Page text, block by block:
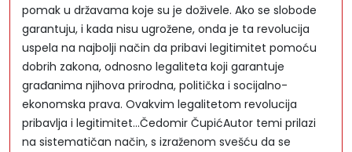
pomak u državama koje su je doživele. Ako se slobode
garantuju, i kada nisu ugrožene, onda je ta revolucija
uspela na najbolji način da pribavi legitimitet pomoću
dobrih zakona, odnosno legaliteta koji garantuje
građanima njihova prirodna, politička i socijalno-
ekonomska prava. Ovakvim legalitetom revolucija
pribavlja i legitimitet...Čedomir ČupićAutor temi prilazi
na sistematičan način, s izraženom svešću da se